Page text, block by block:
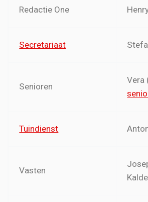
Redactie One
Secretariaat
Senioren
Vera
Tuindienst
Vasten